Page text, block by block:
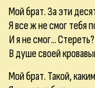
Мой брат. За эти
Я все ж не смог тебя
И я не смог...
В душе своей
Мой брат. Такой,